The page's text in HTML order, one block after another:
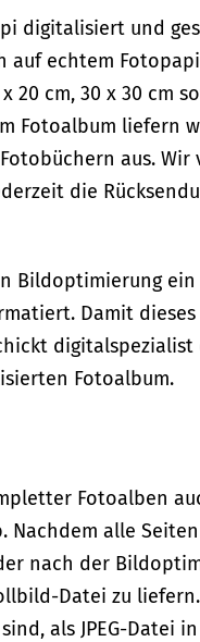
digitalisiert und
auf echtem
cm, 30 x 30 cm
Fotoalbum liefern
aus.
die
Bildoptimierung
Damit
digitalspezialist
Fotoalbum.
Fotoalben
alle
nach der
Datei zu
als JPEG-Datei